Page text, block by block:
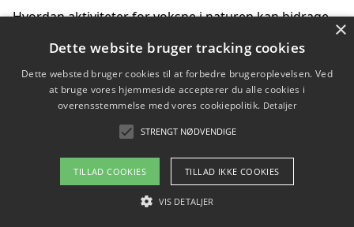
Hvordan aktiviteter for voksne i naturen kan bidrage
Sådan planlægger du dine vigtige datoer for CO2-
reduktion
Copyright 2026 - Pilanto Aps
Om / kontakt
×
Dette website bruger tracking cookies
Dette websted bruger cookies til at forbedre brugeroplevelsen. Ved
at bruge vores hjemmeside accepterer du alle cookies i
overensstemmelse med vores cookiepolitik. Detaljer
STRENGT NØDVENDIGE
TILLAD COOKIES TILLAD IKKE COOKIES
VIS DETALJER